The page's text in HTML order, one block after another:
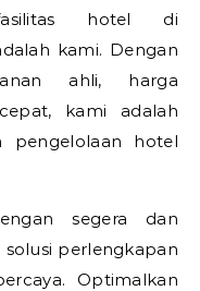
hotel di
kami. Dengan
ahli, harga
kami adalah
pengelolaan hotel
segera dan
perlengkapan
Optimalkan